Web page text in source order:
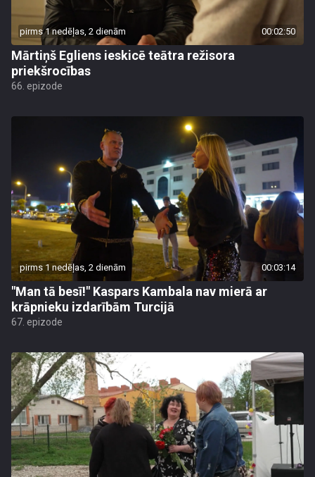
pirms 1 nedēļas, 2 dienām 00:02:50
Mārtiņš Egliens ieskicē teātra režisora
priekšrocības
66. epizode
pirms 1 nedēļas, 2 dienām 00:03:14
"Man tā besī!" Kaspars Kambala nav mierā ar
krāpnieku izdarībām Turcijā
67. epizode